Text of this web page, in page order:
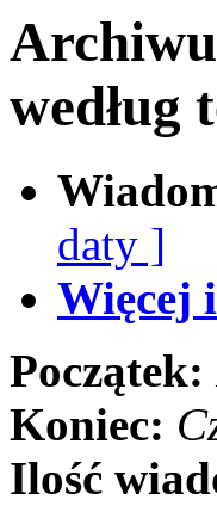
według
daty ]
Więcej
Początek:
Koniec:
Ilość